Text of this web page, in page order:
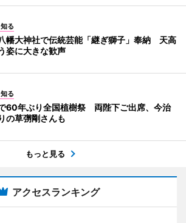
る
幡大神社で伝統芸能「継ぎ獅子」奉納 天高
姿に大きな歓声
る
60年ぶり全国植樹祭 両陛下ご出席、今治
の草彅剛さんも
もっと見る
アクセスランキング